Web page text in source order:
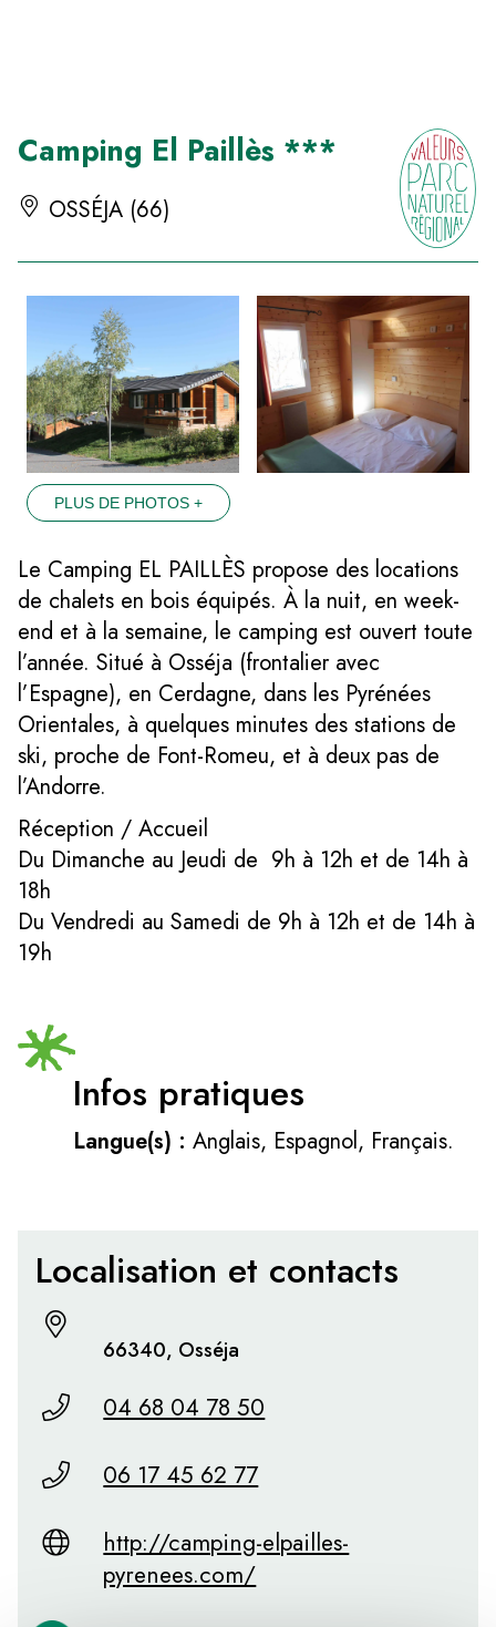
Camping El Paillès ***
OSSÉJA (66)
PLUS DE PHOTOS +
Le Camping EL PAILLÈS propose des locations
de chalets en bois équipés. À la nuit, en week-
end et à la semaine, le camping est ouvert toute
l’année. Situé à Osséja (frontalier avec
l’Espagne), en Cerdagne, dans les Pyrénées
Orientales, à quelques minutes des stations de
ski, proche de Font-Romeu, et à deux pas de
l’Andorre.
Réception / Accueil
Du Dimanche au Jeudi de 9h à 12h et de 14h à
18h
Du Vendredi au Samedi de 9h à 12h et de 14h à
19h
Infos pratiques
Langue(s) : Anglais, Espagnol, Français.
Localisation et contacts
66340, Osséja
04 68 04 78 50
06 17 45 62 77
http://camping-elpailles-
pyrenees.com/